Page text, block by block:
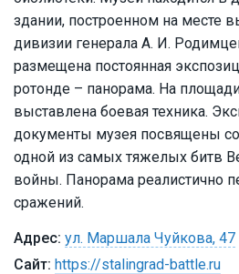
здании, построенном на месте
дивизии генерала А. И.
размещена постоянная
ротонде – панорама. На
выставлена боевая техника.
документы музея посвящены
одной из самых тяжелых битв
войны. Панорама реалистично
сражений.
ул. Маршала Чуйкова, 47
https://stalingrad-battle.ru